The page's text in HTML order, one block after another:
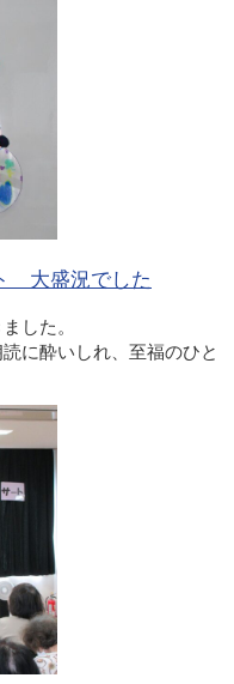
大盛況でした
した。
に酔いしれ、至福のひと